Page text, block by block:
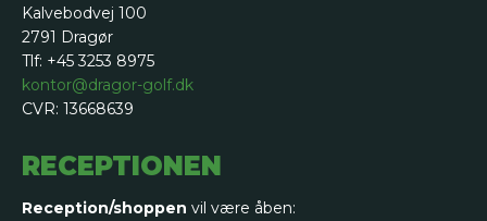
Kalvebodvej 100
2791 Dragør
Tlf: +45 3253 8975
kontor@dragor-golf.dk
CVR: 13668639
RECEPTIONEN
Reception/shoppen vil være åben: